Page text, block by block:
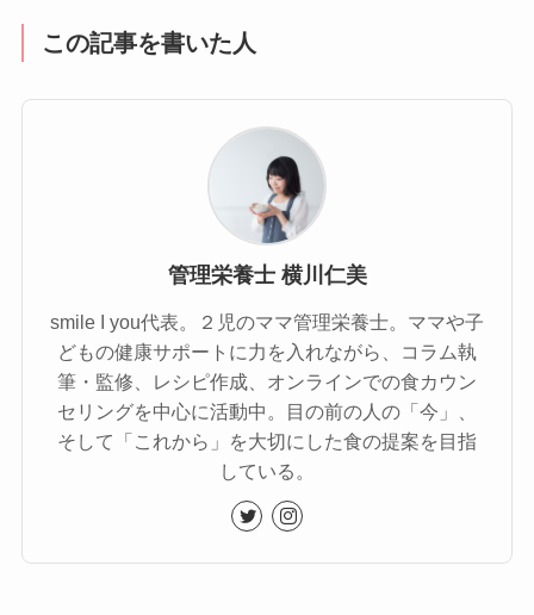
この記事を書いた人
管理栄養士 横川仁美
smile I you代表。２児のママ管理栄養士。ママや子
どもの健康サポートに力を入れながら、コラム執
筆・監修、レシピ作成、オンラインでの食カウン
セリングを中心に活動中。目の前の人の「今」、
そして「これから」を大切にした食の提案を目指
している。